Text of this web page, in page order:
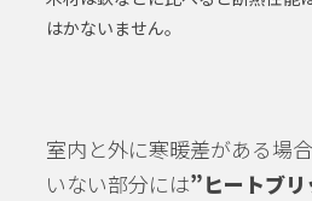
はかないません。
室内と外に寒暖差がある場
いない部分には”ヒートブ